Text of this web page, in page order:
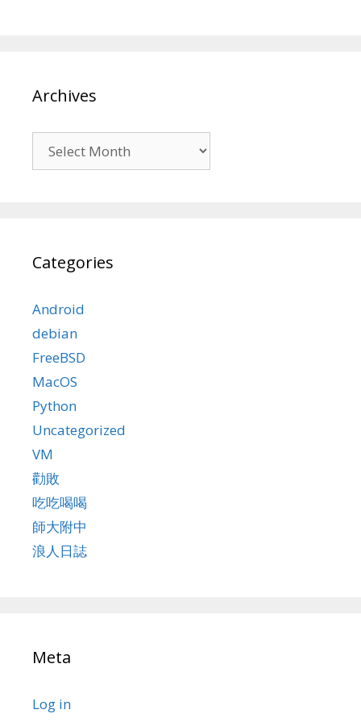
Archives
Categories
Android
debian
FreeBSD
MacOS
Python
Uncategorized
VM
勸敗
吃吃喝喝
師大附中
浪人日誌
Meta
Log in